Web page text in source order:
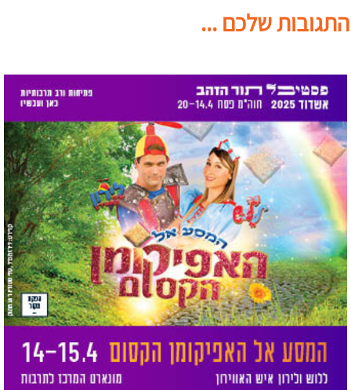
התגובות שלכם ...